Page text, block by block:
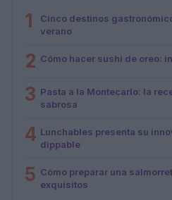
1
Cinco destinos
verano
2 Cómo hacer sushi de oreo:
3 Pasta a la Montecarlo: la
sabrosa
4 Lunchables presenta su
dippable
5 Cómo preparar una
exquisitos